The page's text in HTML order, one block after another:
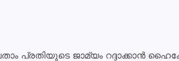
പ്രതിയുടെ ജാമ്യം റദ്ദാക്കാന്‍